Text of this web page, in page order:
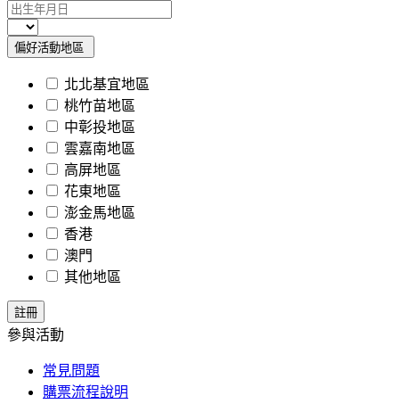
偏好活動地區
北北基宜地區
桃竹苗地區
中彰投地區
雲嘉南地區
高屏地區
花東地區
澎金馬地區
香港
澳門
其他地區
參與活動
常見問題
購票流程說明